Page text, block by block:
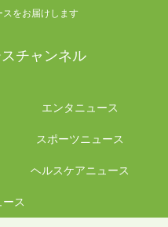
をお届けします
チャンネル
エンタニュース
スポーツニュース
ヘルスケアニュース
ス